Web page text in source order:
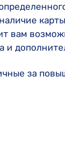
вам
и
за